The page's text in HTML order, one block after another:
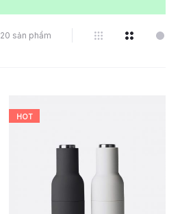
20 sản phẩm
HOT